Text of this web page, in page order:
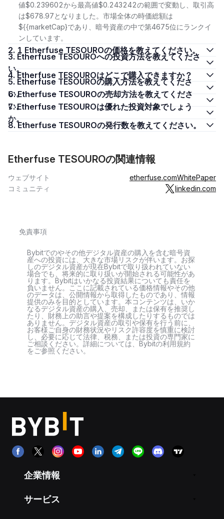
値$0.239602から最高値$0.243242の範囲で変動し、取引高
は$678.97となりました。市場全体の時価総額は
${{marketCap}であり、暗号資産の中で第4675位にランクイ
ンしています。
2. 1 Etherfuse TESOUROの価格を教えてください。
3. Etherfuse TESOUROへの投資方法を教えてくださ
い。
4. Etherfuse TESOUROはどこで購入できますか？
5. Etherfuse TESOUROの購入方法を教えてくださ
い。
6. Etherfuse TESOUROの売却方法を教えてくださ
い。
7. Etherfuse TESOUROは優れた投資対象でしょう
か。
8. Etherfuse TESOUROの発行数を教えてください。
Etherfuse TESOUROの関連情報
ウェブサイト etherfuse.comWhitePaper
コミュニティ
linkedin.com
免責事項
Bybitでのやその他デジタル資産の購入を含む暗号資
産への投資には、大きな市場リスクが伴います。お探
しのデジタル資産が現在Bybitで取り扱われていない
場合でも、将来的に取り扱いが開始される可能性があ
ります。Bybitはいかなる投資結果についても責任を
負いません。ここに記載されている価格情報やその他
のデータは、公開情報から取得したものであり、情報
提供のみを目的としています。本コンテンツは、いか
なるデジタル資産の購入、売却、または保有を推奨し
たり、財務上の助言や提案を構成したりするものでは
ありません。デジタル資産の取引や保有を行う前に、
お客様ご自身の財務状況やリスク許容度を慎重に検討
し、必要に応じて法律、税務、または投資の専門家に
ご相談ください。詳細については、Bybitの利用規約
をご参照ください。
企業情報
サービス